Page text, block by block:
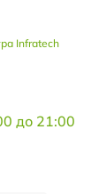
Infratech
до 21:00